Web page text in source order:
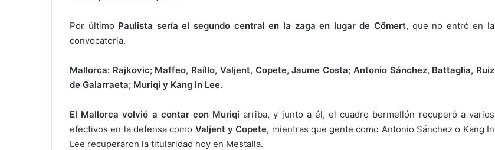
Por último Paulista sería el segundo central en la zaga en lugar de Cömert, que no entró en la
convocatoria.
Mallorca: Rajkovic; Maffeo, Raíllo, Valjent, Copete, Jaume Costa; Antonio Sánchez, Battaglia, Ruiz
de Galarraeta; Muriqi y Kang In Lee.
El Mallorca volvió a contar con Muriqi arriba, y junto a él, el cuadro bermellón recuperó a varios
efectivos en la defensa como Valjent y Copete, mientras que gente como Antonio Sánchez o Kang In
Lee recuperaron la titularidad hoy en Mestalla.